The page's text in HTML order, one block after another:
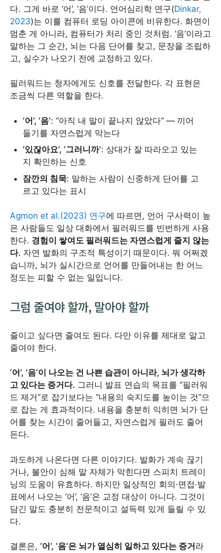
다. 그게 바로 ‘어’, ‘음’이다. 언어심리학 연구(Dinkar,
2023)는 이를 컴퓨터 로딩 아이콘에 비유한다. 화면이
멈춘 게 아니라, 컴퓨터가 처리 중인 것처럼. ‘음’이라고
말하는 그 순간, 뇌는 다음 단어를 찾고, 문장을 조립하
고, 실수가 나오기 전에 교정하고 있다.
필러워드는 청자에게도 신호를 전달한다. 각 표현은
조금씩 다른 역할을 한다.
‘어’, ‘음’: “아직 내 말이 끝나지 않았다” — 끼어
들기를 자연스럽게 막는다
‘있잖아요’, ‘그러니까’: 상대가 잘 따라오고 있는
지 확인하는 신호
잠깐의 침묵: 말하는 사람이 신중하게 단어를 고
르고 있다는 표시
Agmon et al.(2023) 연구에 따르면, 언어 구사력이 높
은 사람들도 일상 대화에서 필러워드를 빈번하게 사용
한다. 경험이 쌓여도 필러워드는 자연스럽게 줄지 않는
다. 자연 발화의 구조적 특성이기 때문이다. 뭐 어쩌겠
습니까, 뇌가 실시간으로 언어를 만들어내는 한 어느
정도는 피할 수 없는 일입니다.
그럼 줄여야 할까, 말아야 할까
줄이고 싶다면 줄여도 된다. 다만 이유를 제대로 알고
줄여야 한다.
‘어’, ‘음’이 나오는 건 나쁜 습관이 아니라, 뇌가 생각하
고 있다는 증거다. 그러니 발표 연습의 목표를 “필러워
드 제거”로 잡기보다는 “내용의 숙지도를 높이는 것”으
로 잡는 게 효과적이다. 내용을 충분히 익히면 뇌가 단
어를 찾는 시간이 줄어들고, 자연스럽게 필러도 줄어
든다.
과도하게 나온다면 다른 이야기다. 발화가 계속 끊기
거나, 불안이 심해 말 자체가 막힌다면 스피치 트레이
닝의 도움이 유효하다. 하지만 일상적인 회의·면접·발
표에서 나오는 ‘어’, ‘음’은 교정 대상이 아니다. 그것이
담긴 말도 충분히 전문적이고 설득력 있게 들릴 수 있
다.
결론은, ‘어’, ‘음’은 뇌가 열심히 일하고 있다는 증거 라